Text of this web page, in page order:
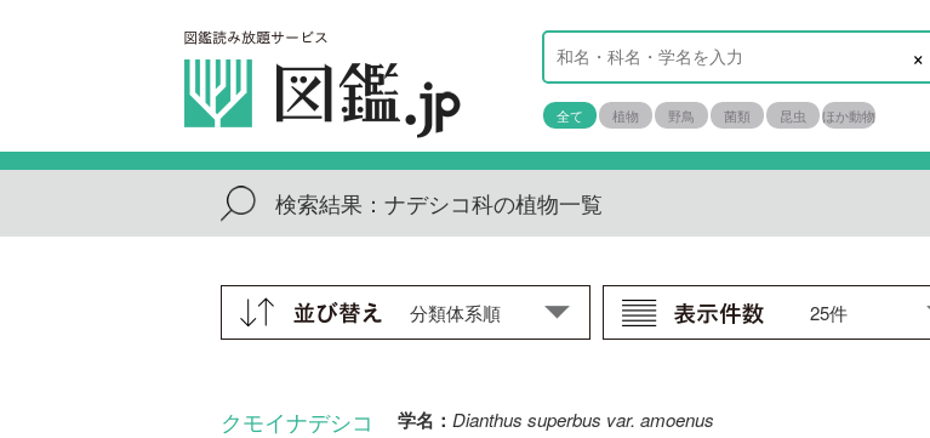
×
全て 植物 野鳥 菌類 昆虫 ほか動物
検索結果： ナデシコ科の植物一覧
クモイナデシコ 学名： Dianthus superbus var. amoenus